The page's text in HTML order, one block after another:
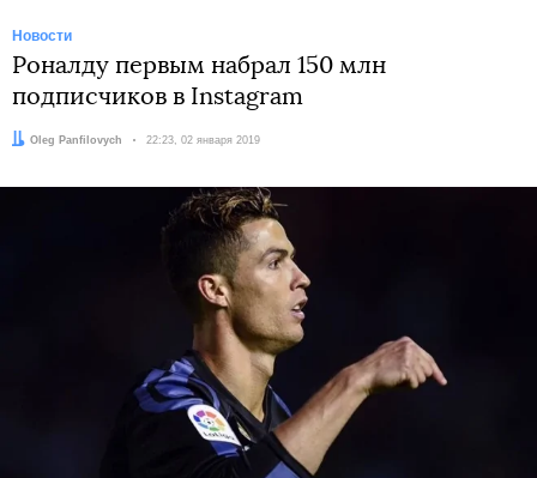
Новости
Роналду первым набрал 150 млн
подписчиков в Instagram
Автор:
Oleg Panfilovych Дата:
22:23, 02 января 2019